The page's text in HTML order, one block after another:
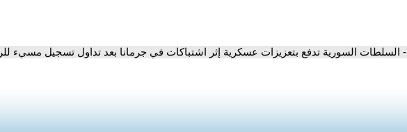
- السلطات السورية تدفع بتعزيزات عسكرية إثر اشتباكات في جرمانا بعد تداول تسجيل مسيء